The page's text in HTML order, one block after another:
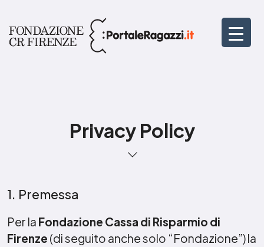
Privacy Policy
1. Premessa
Per la Fondazione Cassa di Risparmio di
Firenze (di seguito anche solo “Fondazione”) la